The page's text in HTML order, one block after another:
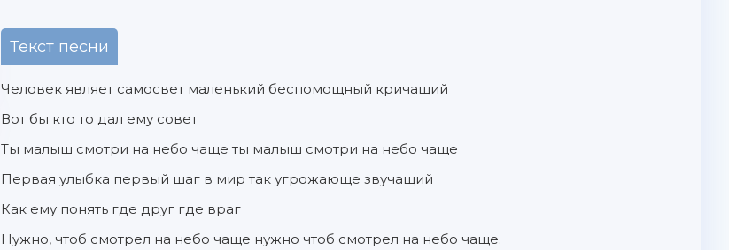
Текст песни
Человек являет самосвет маленький беспомощный кричащий
Вот бы кто то дал ему совет
Ты малыш смотри на небо чаще ты малыш смотри на небо чаще
Первая улыбка первый шаг в мир так угрожающе звучащий
Как ему понять где друг где враг
Нужно, чтоб смотрел на небо чаще нужно чтоб смотрел на небо чаще.